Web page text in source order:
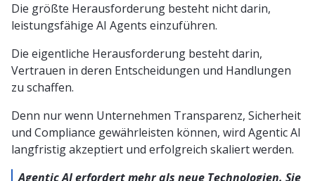
Die größte Herausforderung besteht nicht darin,
leistungsfähige AI Agents einzuführen.
Die eigentliche Herausforderung besteht darin,
Vertrauen in deren Entscheidungen und Handlungen
zu schaffen.
Denn nur wenn Unternehmen Transparenz, Sicherheit
und Compliance gewährleisten können, wird Agentic AI
langfristig akzeptiert und erfolgreich skaliert werden.
Agentic AI erfordert mehr als neue Technologien. Sie